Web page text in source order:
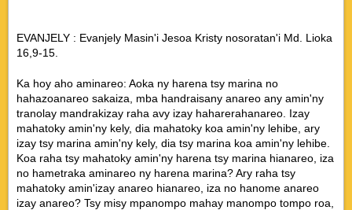
EVANJELY : Evanjely Masin'i Jesoa Kristy nosoratan'i Md. Lioka
16,9-15.
Ka hoy aho aminareo: Aoka ny harena tsy marina no
hahazoanareo sakaiza, mba handraisany anareo any amin'ny
tranolay mandrakizay raha avy izay haharerahanareo. Izay
mahatoky amin'ny kely, dia mahatoky koa amin'ny lehibe, ary
izay tsy marina amin'ny kely, dia tsy marina koa amin'ny lehibe.
Koa raha tsy mahatoky amin'ny harena tsy marina hianareo, iza
no hametraka aminareo ny harena marina? Ary raha tsy
mahatoky amin'izay anareo hianareo, iza no hanome anareo
izay anareo? Tsy misy mpanompo mahay manompo tompo roa,